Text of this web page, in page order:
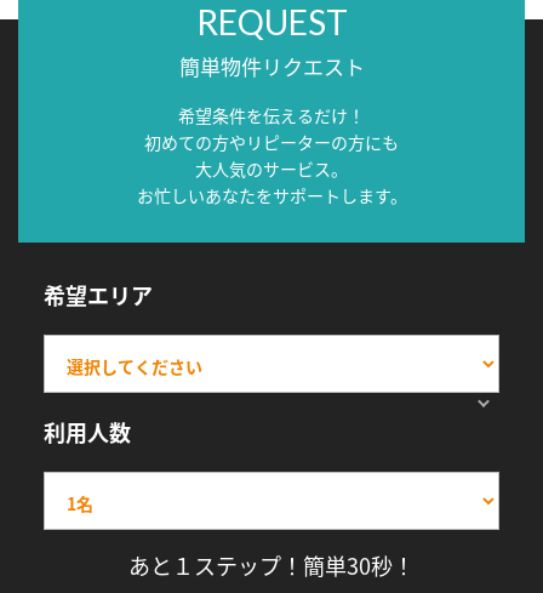
REQUEST
簡単物件リクエスト
希望条件を伝えるだけ！
初めての方やリピーターの方にも
大人気のサービス。
お忙しいあなたをサポートします。
希望エリア
利用人数
あと１ステップ！簡単30秒！